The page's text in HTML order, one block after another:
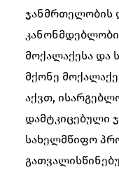
ჯანმრთელობის
მოქალაქესა და
მქონე
აქვთ,
დამტკიცებული
სახელმწიფო